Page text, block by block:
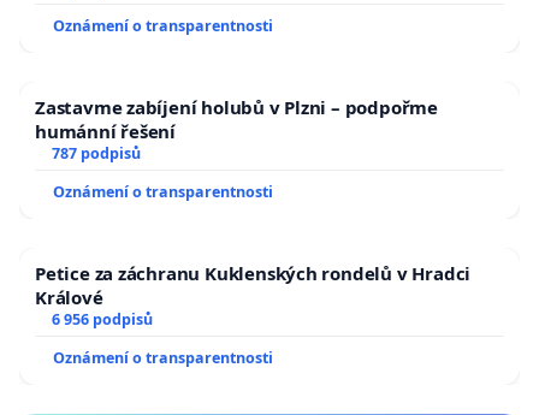
Oznámení o transparentnosti
Zastavme zabíjení holubů v Plzni – podpořme
humánní řešení
787 podpisů
Oznámení o transparentnosti
Petice za záchranu Kuklenských rondelů v Hradci
Králové
6 956 podpisů
Oznámení o transparentnosti